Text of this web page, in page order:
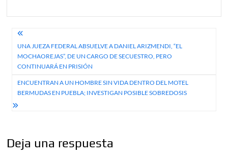
Navegación
de
entradas
UNA JUEZA FEDERAL ABSUELVE A DANIEL ARIZMENDI, “EL
MOCHAOREJAS”, DE UN CARGO DE SECUESTRO, PERO
CONTINUARÁ EN PRISIÓN
ENCUENTRAN A UN HOMBRE SIN VIDA DENTRO DEL MOTEL
BERMUDAS EN PUEBLA; INVESTIGAN POSIBLE SOBREDOSIS
Deja una respuesta